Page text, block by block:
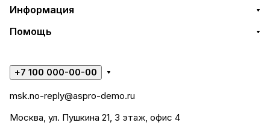
Информация
Помощь
+7 100 000-00-00
msk.no-reply@aspro-demo.ru
Москва, ул. Пушкина 21, 3 этаж, офис 4